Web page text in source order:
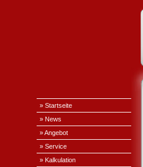
» Startseite
» News
» Angebot
» Service
» Kalkulation